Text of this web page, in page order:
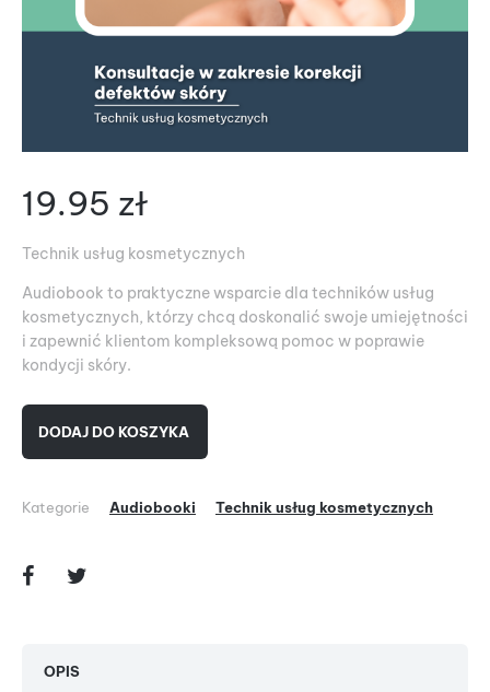
19.95 zł
Technik usług kosmetycznych
Audiobook to praktyczne wsparcie dla techników usług
kosmetycznych, którzy chcą doskonalić swoje umiejętności
i zapewnić klientom kompleksową pomoc w poprawie
kondycji skóry.
DODAJ DO KOSZYKA
Kategorie Audiobooki Technik usług kosmetycznych
OPIS